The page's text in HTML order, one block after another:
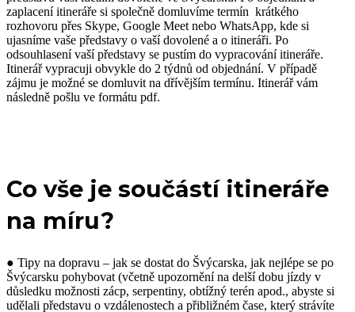
zaplacení itineráře si společně domluvíme termín krátkého
rozhovoru přes Skype, Google Meet nebo WhatsApp, kde si
ujasníme vaše představy o vaší dovolené a o itineráři. Po
odsouhlasení vaší představy se pustím do vypracování itineráře.
Itinerář vypracuji obvykle do 2 týdnů od objednání. V případě
zájmu je možné se domluvit na dřívějším termínu. Itinerář vám
následně pošlu ve formátu pdf.
Co vše je součástí itineráře
na míru?
● Tipy na dopravu – jak se dostat do Švýcarska, jak nejlépe se po
Švýcarsku pohybovat (včetně upozornění na delší dobu jízdy v
důsledku možnosti zácp, serpentiny, obtížný terén apod., abyste si
udělali představu o vzdálenostech a přibližném čase, který strávíte